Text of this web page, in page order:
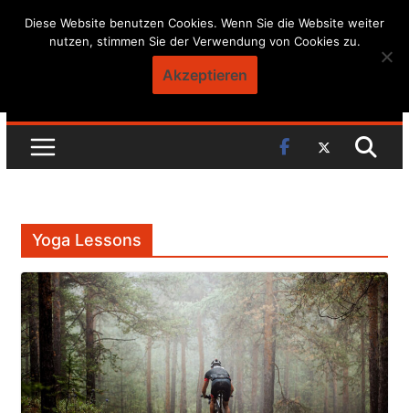
Skip
Yoga Lessons
Diese Website benutzen Cookies. Wenn Sie die Website weiter
nutzen, stimmen Sie der Verwendung von Cookies zu.
Akzeptieren